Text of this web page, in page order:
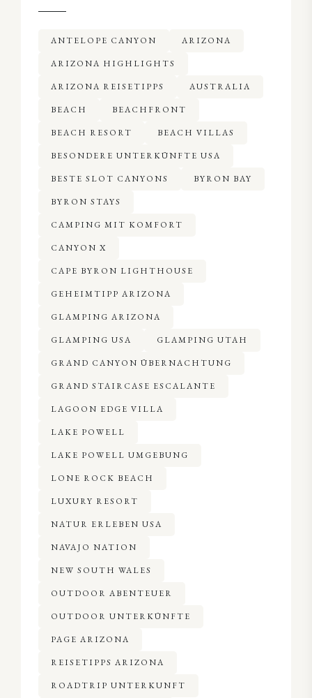
ANTELOPE CANYON ARIZONA
ARIZONA HIGHLIGHTS
ARIZONA REISETIPPS AUSTRALIA
BEACH BEACHFRONT
BEACH RESORT BEACH VILLAS
BESONDERE UNTERKÜNFTE USA
BESTE SLOT CANYONS BYRON BAY
BYRON STAYS
CAMPING MIT KOMFORT
CANYON X
CAPE BYRON LIGHTHOUSE
GEHEIMTIPP ARIZONA
GLAMPING ARIZONA
GLAMPING USA GLAMPING UTAH
GRAND CANYON ÜBERNACHTUNG
GRAND STAIRCASE ESCALANTE
LAGOON EDGE VILLA
LAKE POWELL
LAKE POWELL UMGEBUNG
LONE ROCK BEACH
LUXURY RESORT
NATUR ERLEBEN USA
NAVAJO NATION
NEW SOUTH WALES
OUTDOOR ABENTEUER
OUTDOOR UNTERKÜNFTE
PAGE ARIZONA
REISETIPPS ARIZONA
ROADTRIP UNTERKUNFT